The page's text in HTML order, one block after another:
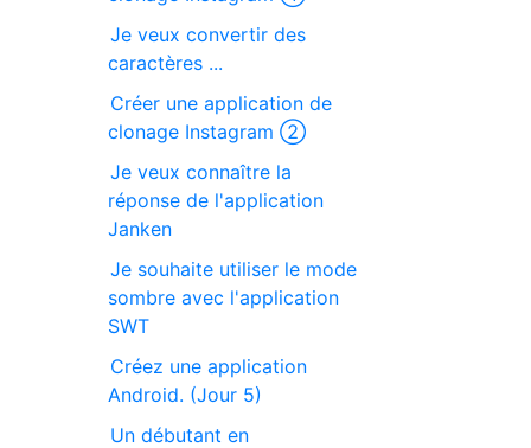
Je veux convertir des
caractères ...
Créer une application de
clonage Instagram ②
Je veux connaître la
réponse de l'application
Janken
Je souhaite utiliser le mode
sombre avec l'application
SWT
Créez une application
Android. (Jour 5)
Un débutant en